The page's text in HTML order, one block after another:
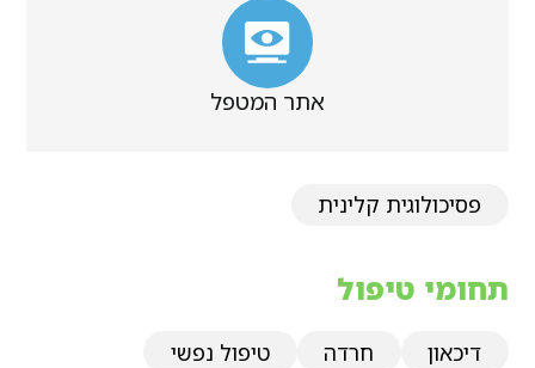
אתר המטפל
פסיכולוגית קלינית
תחומי טיפול
דיכאון חרדה
טיפול נפשי